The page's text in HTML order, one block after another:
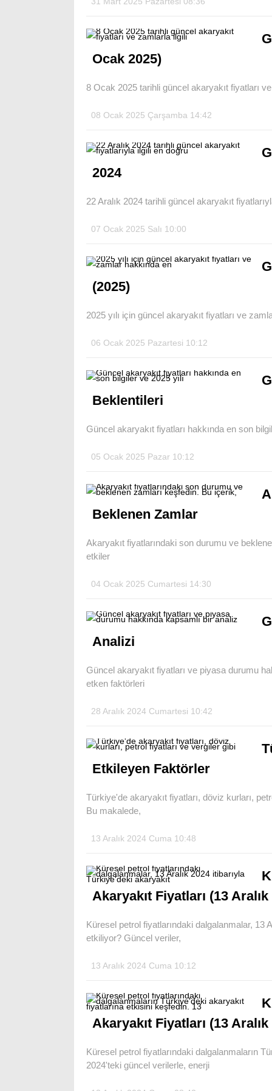
Ocak 2025)
8 Ocak 2025 tarihli güncel akaryakıt fiyatları
08 Ocak 2025 Çarşamba 14:42
2024
22 Aralık 2024 tarihli güncel akaryakıt
07 Ocak 2025 Salı 10:00
(2025)
2025 yılı için güncel akaryakıt fiyatları ve
06 Ocak 2025 Pazartesi 10:12
Beklentileri
Güncel akaryakıt fiyatları hakkında en son
05 Ocak 2025 Pazar 10:12
Beklenen Zamlar
Akaryakıt fiyatlarındaki son durumu ve
etkiler
04 Ocak 2025 Cumartesi 14:30
Analizi
Güncel akaryakıt fiyatları ve piyasa durumu
etken faktörleri
28 Aralık 2024 Cumartesi 10:42
Etkileyen Faktörler
Türkiye'de akaryakıt fiyatları, döviz kurları,
Bu makalede,
13 Aralık 2024 Cuma 10:48
Akaryakıt Fiyatları (13 Aralık
Küresel petrol fiyatlarındaki dalgalanmalar, 13
etkiliyor? Güncel veriler,
13 Aralık 2024 Cuma 10:12
Akaryakıt Fiyatları (13 Aralık
Küresel petrol fiyatlarındaki dalgalanmaların
2024'teki güncel verilerle, enerji